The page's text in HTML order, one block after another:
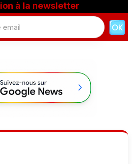
à la newsletter